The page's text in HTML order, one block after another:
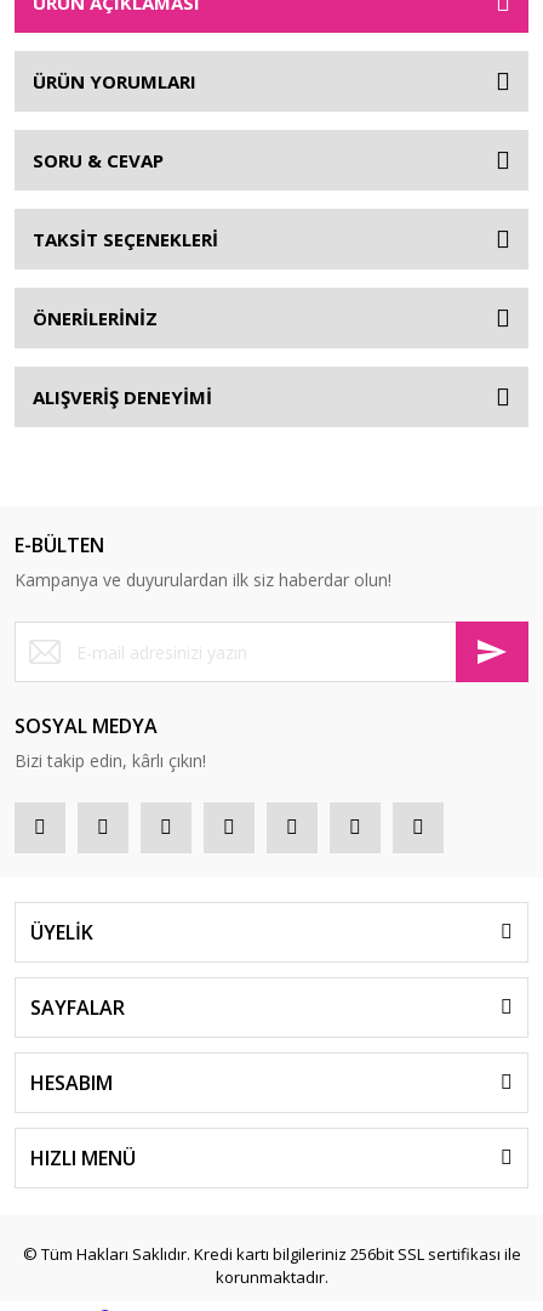
ÜRÜN YORUMLARI
SORU & CEVAP
TAKSİT SEÇENEKLERİ
ÖNERİLERİNİZ
ALIŞVERİŞ DENEYİMİ
E-BÜLTEN
Kampanya ve duyurulardan ilk siz haberdar olun!
SOSYAL MEDYA
Bizi takip edin, kârlı çıkın!
ÜYELİK
SAYFALAR
HESABIM
HIZLI MENÜ
© Tüm Hakları Saklıdır. Kredi kartı bilgileriniz 256bit SSL sertifikası ile
korunmaktadır.